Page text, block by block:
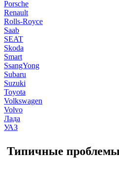
Porsche
Renault
Rolls-Royce
Saab
SEAT
Skoda
Smart
SsangYong
Subaru
Suzuki
Toyota
Volkswagen
Volvo
Лада
УАЗ
Типичные проблемы